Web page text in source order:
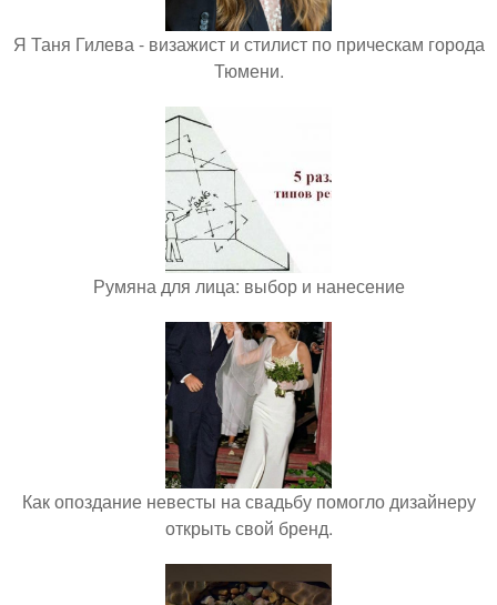
Я Таня Гилева - визажист и стилист по прическам города
Тюмени.
Румяна для лица: выбор и нанесение
Как опоздание невесты на свадьбу помогло дизайнеру
открыть свой бренд.